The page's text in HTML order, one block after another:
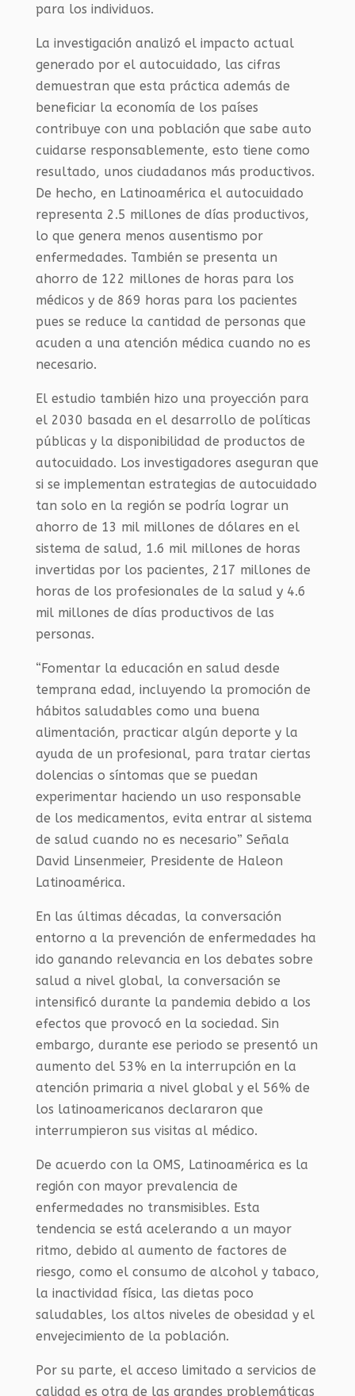
para los individuos.
La investigación analizó el impacto actual
generado por el autocuidado, las cifras
demuestran que esta práctica además de
beneficiar la economía de los países
contribuye con una población que sabe auto
cuidarse responsablemente, esto tiene como
resultado, unos ciudadanos más productivos.
De hecho, en Latinoamérica el autocuidado
representa 2.5 millones de días productivos,
lo que genera menos ausentismo por
enfermedades. También se presenta un
ahorro de 122 millones de horas para los
médicos y de 869 horas para los pacientes
pues se reduce la cantidad de personas que
acuden a una atención médica cuando no es
necesario.
El estudio también hizo una proyección para
el 2030 basada en el desarrollo de políticas
públicas y la disponibilidad de productos de
autocuidado. Los investigadores aseguran que
si se implementan estrategias de autocuidado
tan solo en la región se podría lograr un
ahorro de 13 mil millones de dólares en el
sistema de salud, 1.6 mil millones de horas
invertidas por los pacientes, 217 millones de
horas de los profesionales de la salud y 4.6
mil millones de días productivos de las
personas.
“Fomentar la educación en salud desde
temprana edad, incluyendo la promoción de
hábitos saludables como una buena
alimentación, practicar algún deporte y la
ayuda de un profesional, para tratar ciertas
dolencias o síntomas que se puedan
experimentar haciendo un uso responsable
de los medicamentos, evita entrar al sistema
de salud cuando no es necesario” Señala
David Linsenmeier, Presidente de Haleon
Latinoamérica.
En las últimas décadas, la conversación
entorno a la prevención de enfermedades ha
ido ganando relevancia en los debates sobre
salud a nivel global, la conversación se
intensificó durante la pandemia debido a los
efectos que provocó en la sociedad. Sin
embargo, durante ese periodo se presentó un
aumento del 53% en la interrupción en la
atención primaria a nivel global y el 56% de
los latinoamericanos declararon que
interrumpieron sus visitas al médico.
De acuerdo con la OMS, Latinoamérica es la
región con mayor prevalencia de
enfermedades no transmisibles. Esta
tendencia se está acelerando a un mayor
ritmo, debido al aumento de factores de
riesgo, como el consumo de alcohol y tabaco,
la inactividad física, las dietas poco
saludables, los altos niveles de obesidad y el
envejecimiento de la población.
Por su parte, el acceso limitado a servicios de
calidad es otra de las grandes problemáticas